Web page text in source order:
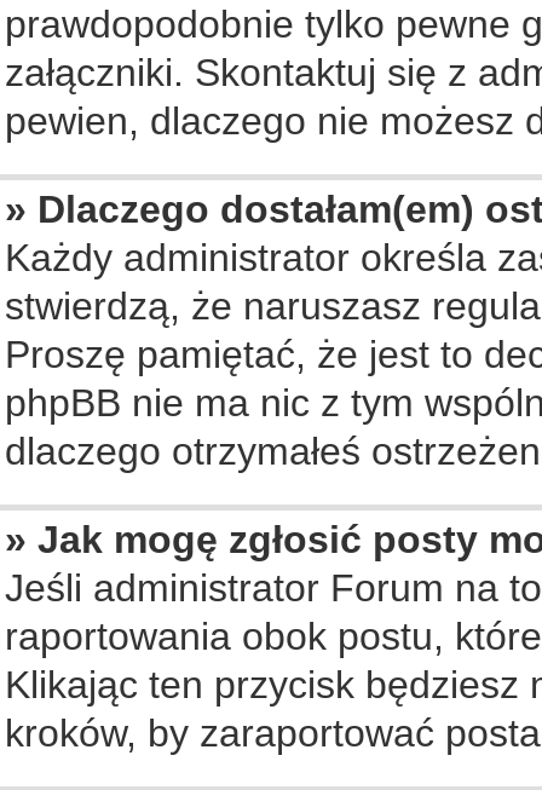
prawdopodobnie tylko pewne
załączniki. Skontaktuj się z
pewien, dlaczego nie możesz
» Dlaczego dostałam(em)
Każdy administrator określa
stwierdzą, że naruszasz
Proszę pamiętać, że jest to
phpBB nie ma nic z tym
dlaczego otrzymałeś
» Jak mogę zgłosić posty
Jeśli administrator Forum na
raportowania obok postu,
Klikając ten przycisk będziesz
kroków, by zaraportować